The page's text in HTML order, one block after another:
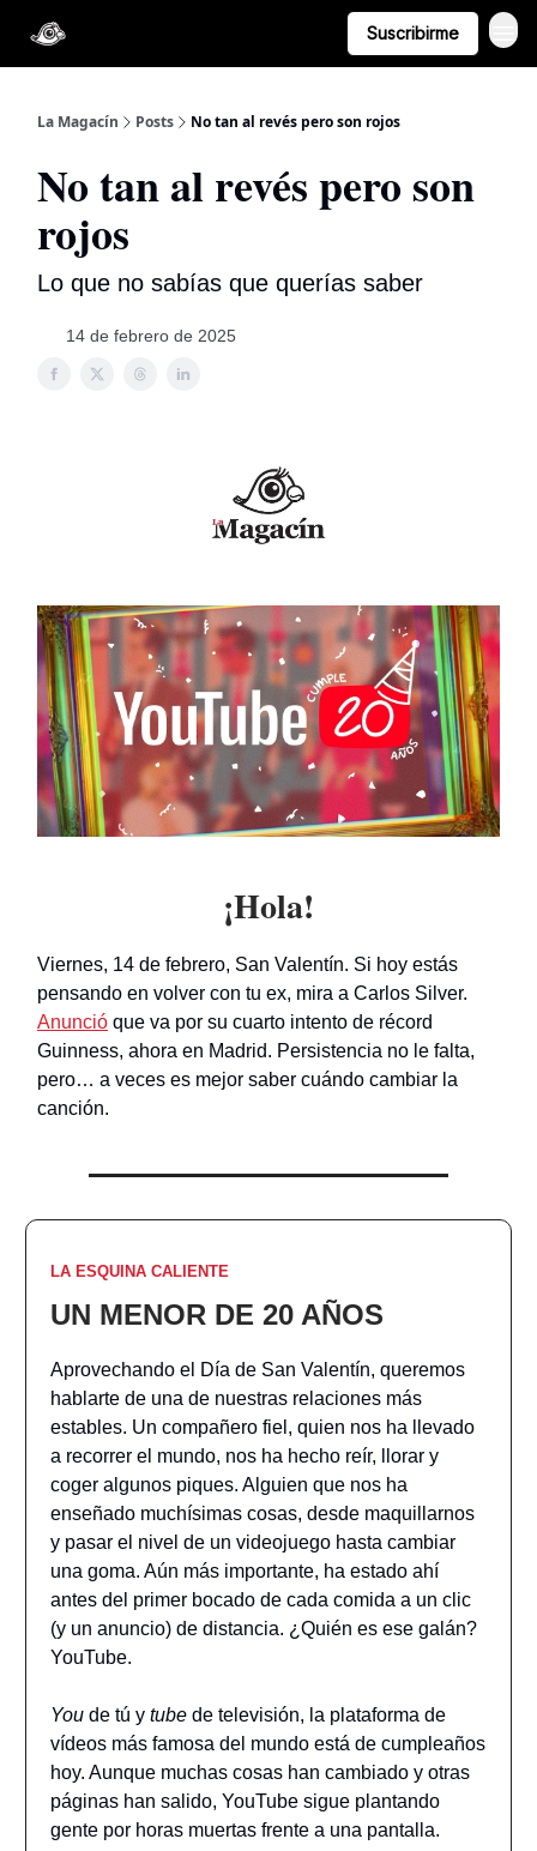
Suscribirme
La Magacín Posts No tan al revés pero son rojos
No tan al revés pero son
rojos
Lo que no sabías que querías saber
14 de febrero de 2025
¡Hola!
Viernes, 14 de febrero, San Valentín. Si hoy estás
pensando en volver con tu ex, mira a Carlos Silver.
Anunció que va por su cuarto intento de récord
Guinness, ahora en Madrid. Persistencia no le falta,
pero… a veces es mejor saber cuándo cambiar la
canción.
LA ESQUINA CALIENTE
UN MENOR DE 20 AÑOS
Aprovechando el Día de San Valentín, queremos
hablarte de una de nuestras relaciones más
estables. Un compañero fiel, quien nos ha llevado
a recorrer el mundo, nos ha hecho reír, llorar y
coger algunos piques. Alguien que nos ha
enseñado muchísimas cosas, desde maquillarnos
y pasar el nivel de un videojuego hasta cambiar
una goma. Aún más importante, ha estado ahí
antes del primer bocado de cada comida a un clic
(y un anuncio) de distancia. ¿Quién es ese galán?
YouTube.
You de tú y tube de televisión, la plataforma de
vídeos más famosa del mundo está de cumpleaños
hoy. Aunque muchas cosas han cambiado y otras
páginas han salido, YouTube sigue plantando
gente por horas muertas frente a una pantalla.